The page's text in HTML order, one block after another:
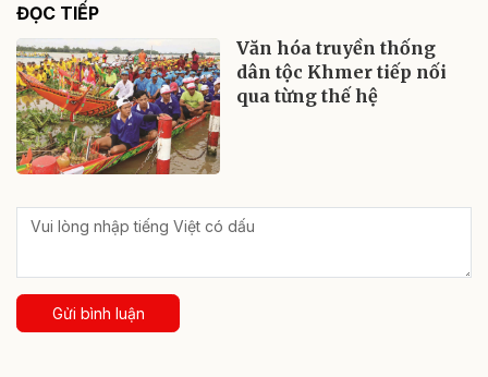
ĐỌC TIẾP
Văn hóa truyền thống
dân tộc Khmer tiếp nối
qua từng thế hệ
Gửi bình luận